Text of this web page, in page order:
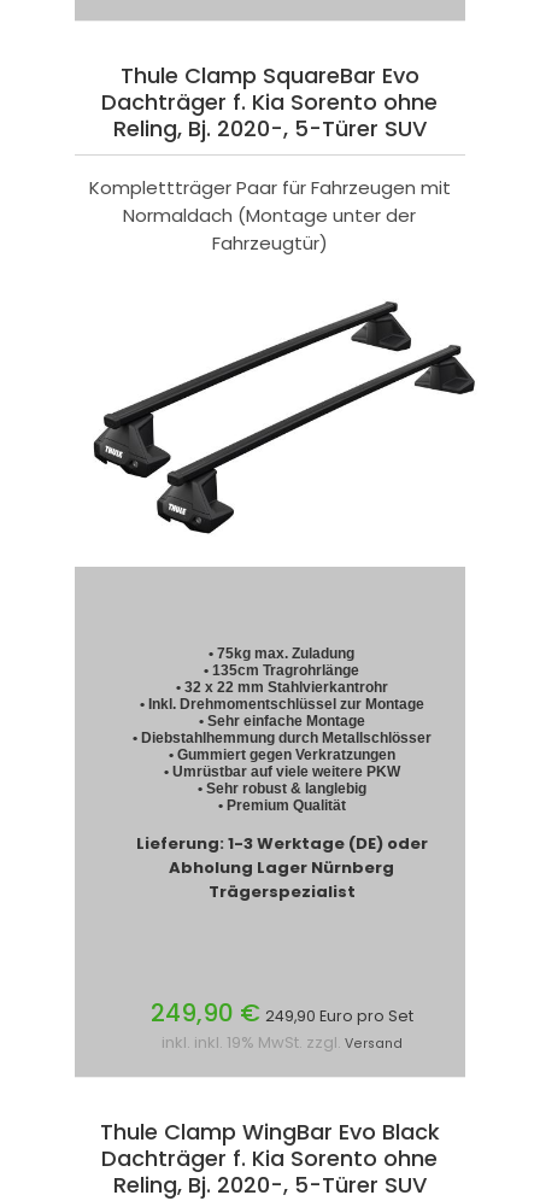
Thule Clamp SquareBar Evo
Dachträger f. Kia Sorento ohne
Reling, Bj. 2020-, 5-Türer SUV
Komplettträger Paar für Fahrzeugen mit
Normaldach (Montage unter der
Fahrzeugtür)
• 75kg max. Zuladung
• 135cm Tragrohrlänge
• 32 x 22 mm Stahlvierkantrohr
• Inkl. Drehmomentschlüssel zur Montage
• Sehr einfache Montage
• Diebstahlhemmung durch Metallschlösser
• Gummiert gegen Verkratzungen
• Umrüstbar auf viele weitere PKW
• Sehr robust & langlebig
• Premium Qualität
Lieferung: 1-3 Werktage (DE) oder
Abholung Lager Nürnberg
Trägerspezialist
249,90 € 249,90 Euro pro Set
inkl. inkl. 19% MwSt. zzgl. Versand
Thule Clamp WingBar Evo Black
Dachträger f. Kia Sorento ohne
Reling, Bj. 2020-, 5-Türer SUV